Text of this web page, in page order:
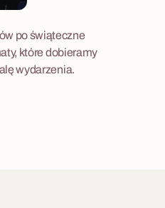
po świąteczne
które dobieramy
wydarzenia.